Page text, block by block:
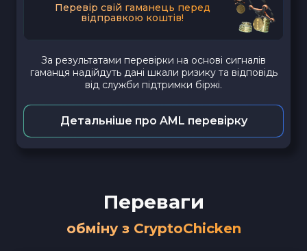
Перевір свій гаманець перед
відправкою коштів!
За результатами перевірки на основі сигналів
гаманця надійдуть дані шкали ризику та відповідь
від служби підтримки біржі.
Детальніше про AML перевірку
Переваги
обміну з CryptoChicken